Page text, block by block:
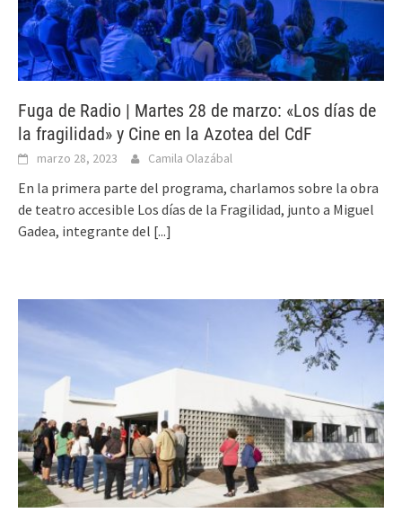
Fuga de Radio | Martes 28 de marzo: «Los días de
la fragilidad» y Cine en la Azotea del CdF
marzo 28, 2023 Camila Olazábal
En la primera parte del programa, charlamos sobre la obra
de teatro accesible Los días de la Fragilidad, junto a Miguel
Gadea, integrante del [...]